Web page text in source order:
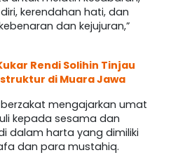
kerendahan hati, dan
dan kejujuran,”
Rendi Solihin Tinjau
di Muara Jawa
mengajarkan umat
kepada sesama dan
dalam harta yang dimiliki
dan para mustahiq.